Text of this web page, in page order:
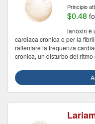
Principio
$0.48
lanoxin è
cardiaca cronica e per la
rallentare la frequenza
cronica, un disturbo del